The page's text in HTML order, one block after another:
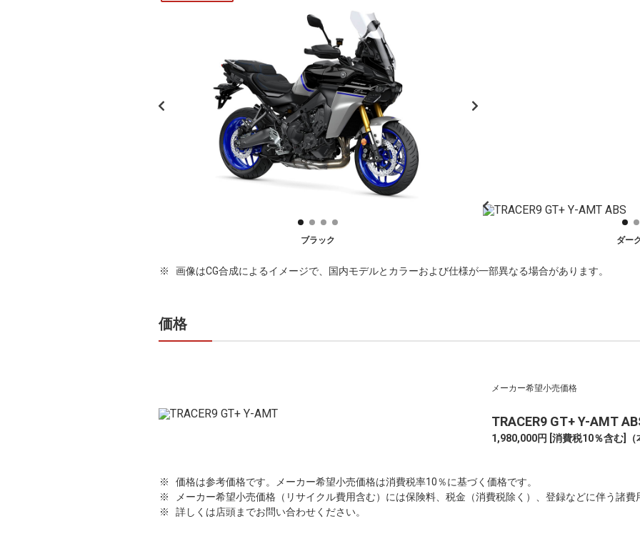
ブラック ダー
画像はCG合成によるイメージで、国内モデルとカラーおよび仕様が一部異なる場合があります。
価格
メーカー希望小売価格
TRACER9 GT+ Y-AMT
1,980,000円 [消費税10％含む]
価格は参考価格です。メーカー希望小売価格は消費税率10％に基づく価格です。
メーカー希望小売価格（リサイクル費用含む）には保険料、税金（消費税除く）、登録などに伴う諸
詳しくは店頭までお問い合わせください。